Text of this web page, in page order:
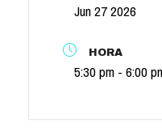
Jun 27 2026
HORA
5:30 pm - 6:00